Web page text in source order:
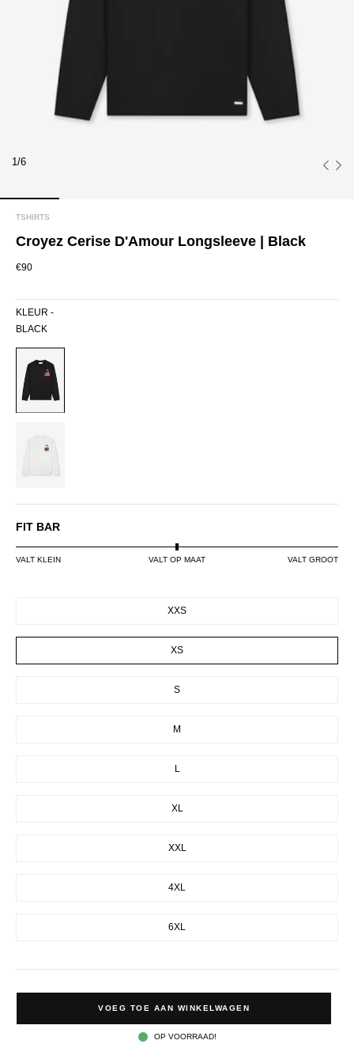
1/6
TSHIRTS
Croyez Cerise D'Amour Longsleeve | Black
€90
KLEUR -
BLACK
BLACK
FIT BAR
VALT KLEIN VALT OP MAAT VALT GROOT
XXS
XS
S
M
L
XL
XXL
4XL
6XL
VOEG TOE AAN WINKELWAGEN
OP VOORRAAD!